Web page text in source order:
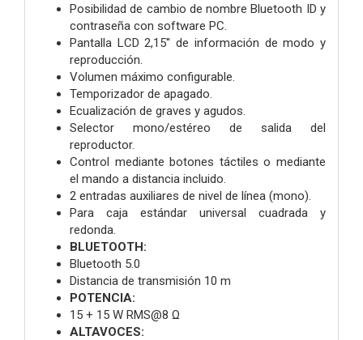
Posibilidad de cambio de nombre Bluetooth ID y
contraseña con software PC.
Pantalla LCD 2,15'' de información de modo y
reproducción.
Volumen máximo configurable.
Temporizador de apagado.
Ecualización de graves y agudos.
Selector mono/estéreo de salida del
reproductor.
Control mediante botones táctiles o mediante
el mando a distancia incluido.
2 entradas auxiliares de nivel de línea (mono).
Para caja estándar universal cuadrada y
redonda.
BLUETOOTH:
Bluetooth 5.0
Distancia de transmisión 10 m
POTENCIA:
15 + 15 W RMS@8 Ω
ALTAVOCES: